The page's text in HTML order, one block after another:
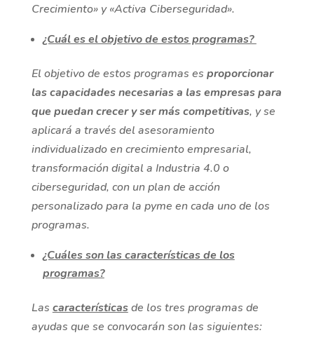
Crecimiento» y «Activa Ciberseguridad».
¿Cuál es el objetivo de estos programas?
El objetivo de estos programas es proporcionar
las capacidades necesarias a las empresas para
que puedan crecer y ser más competitivas, y se
aplicará a través del asesoramiento
individualizado en crecimiento empresarial,
transformación digital a Industria 4.0 o
ciberseguridad, con un plan de acción
personalizado para la pyme en cada uno de los
programas.
¿Cuáles son las características de los
programas?
Las característicasde los tres programas de
ayudas que se convocarán son las siguientes: